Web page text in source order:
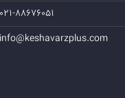
۰۲۱-۸۸۶۷۶۰۵۱
info@keshavarzplus.com